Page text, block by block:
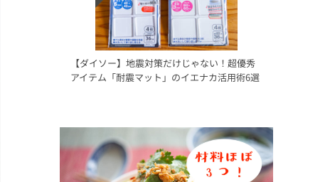
【ダイソー】地震対策だけじゃない！超優秀
アイテム「耐震マット」のイエナカ活用術6選